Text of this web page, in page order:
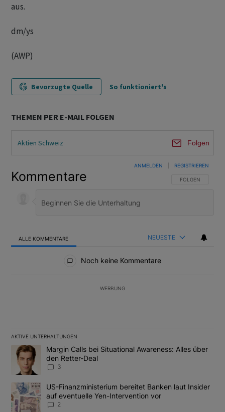
aus.
dm/ys
(AWP)
Bevorzugte Quelle So funktioniert's
THEMEN PER E-MAIL FOLGEN
Aktien Schweiz Folgen
Kommentare FOLGE DIESER
FOLGEN
ANMELDEN REGISTRIEREN
ALLE KOMMENTARE NEUESTE
Noch keine Kommentare
WERBUNG
AKTIVE UNTERHALTUNGEN
Das Folgende ist eine Liste der am meisten kommentierten
Ein Trendartikel mit dem Titel "Margin Calls bei Situational
Margin Calls bei Situational Awareness: Alles über
den Retter-Deal
3
Ein Trendartikel mit dem Titel "US-Finanzministerium bereitet
US-Finanzministerium bereitet Banken laut Insider
auf eventuelle Yen-Intervention vor
2